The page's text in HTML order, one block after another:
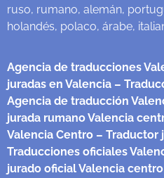
ruso, rumano, alemán,
holandés, polaco, árabe,
Agencia de traducciones
juradas en Valencia –
Agencia de traducción
jurada rumano Valencia
Valencia Centro – Traductor
Traducciones oficiales
jurado oficial Valencia centro